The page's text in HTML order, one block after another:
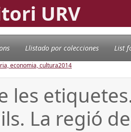
URV
Llistado por colecciones List
economia, cultura2014
les
La regió